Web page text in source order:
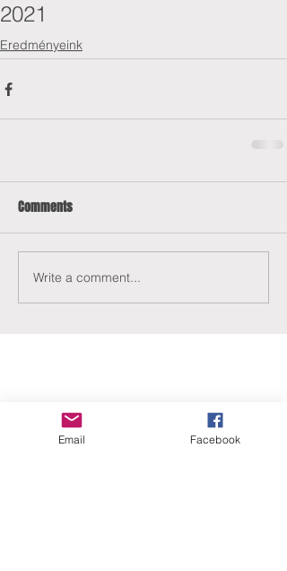
2021
Eredményeink
Comments
Write a comment...
ERANUS Alapítvány
Email Facebook